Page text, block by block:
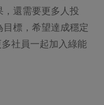
還需要更多人投
目標，希望達成穩定
社員一起加入綠能